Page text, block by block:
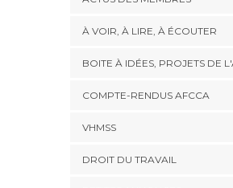
À VOIR, À LIRE, À ÉCOUTER
BOITE À IDÉES, PROJETS DE
COMPTE-RENDUS AFCCA
VHMSS
DROIT DU TRAVAIL